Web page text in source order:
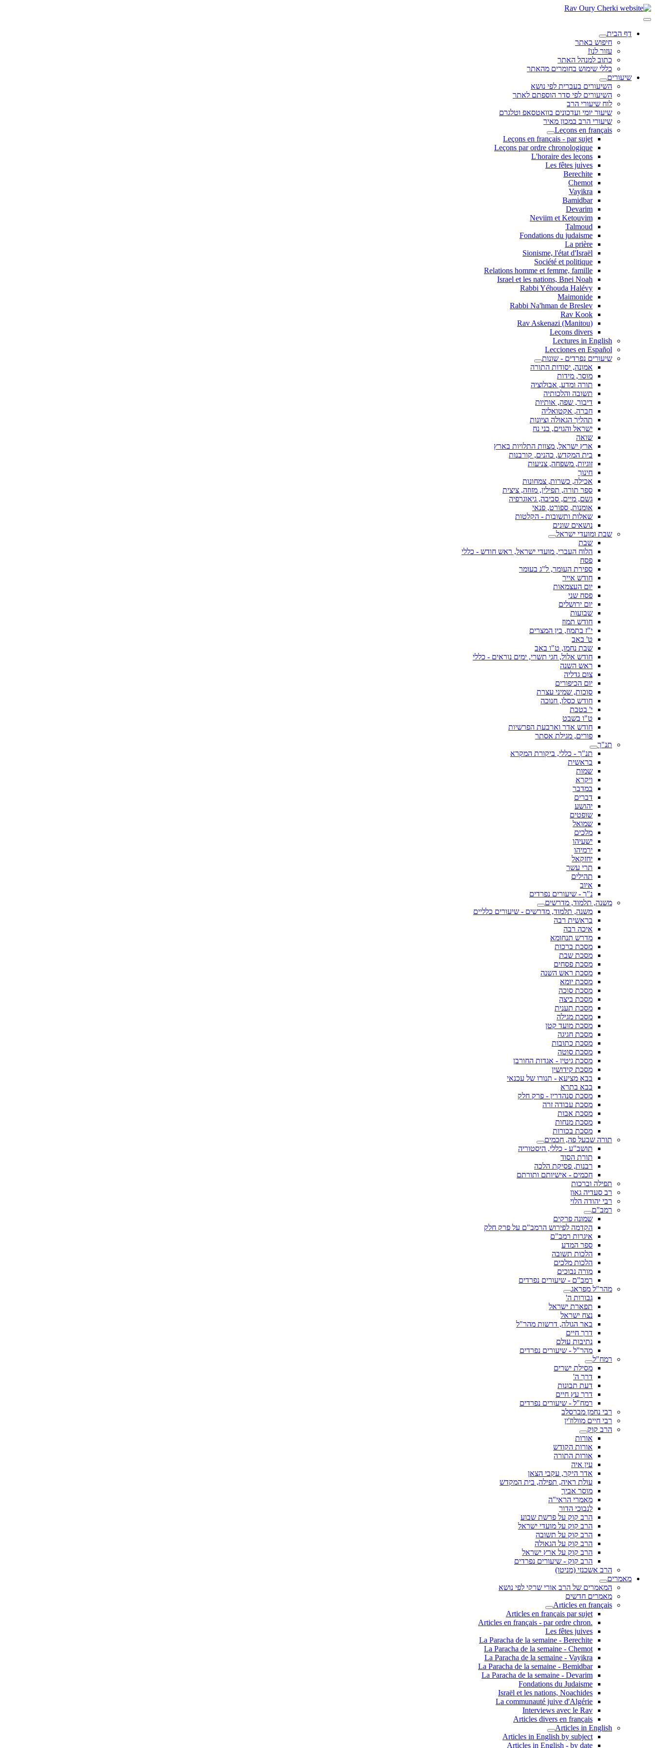
דף הבית
חיפוש באתר
עזור לנו!
כתוב למנהל האתר
כללי שימוש בחומרים מהאתר
שיעורים
השיעורים בעברית לפי נושא
השיעורים לפי סדר הוספתם לאתר
לוח שיעורי הרב
שיעור יומי ועדכונים בוואטסאפ וטלגרם
שיעורי הרב במכון מאיר
Leçons en français
Leçons en français - par sujet
Leçons par ordre chronologique
L'horaire des leçons
Les fêtes juives
Berechite
Chemot
Vayikra
Bamidbar
Devarim
Neviim et Ketouvim
Talmoud
Fondations du judaisme
La prière
Sionisme, l'état d'Israël
Société et politique
Relations homme et femme, famille
Israel et les nations, Bnei Noah
Rabbi Yéhouda Halévy
Maimonide
Rabbi Na'hman de Breslev
Rav Kook
(Rav Askenazi (Manitou
Leçons divers
Lectures in English
Lecciones en Español
שיעורים נפרדים - שונות
אמונה, יסודות התורה
מוסר, מידות
תורה ומדע, אבולוציה
תשובה והלכותיה
דיבור, שפה, אותיות
חברה, אקטואליה
תהליך הגאולה וציונות
ישראל והגוים, בני נח
שואה
ארץ ישראל, מצוות התלויות בארץ
בית המקדש, כהנים, קורבנות
זוגיות, משפחה, צניעות
חינוך
אכילה, כשרות, צמחונות
ספר תורה, תפילין, מזוזה, ציצית
גשם, מיים, סביבה, גיאוגרפיה
אומנות, ספורט, פנאי
שאלות ותשובות - הקלטות
נושאים שונים
שבת ומועדי ישראל
שבת
הלוח העברי, מועדי ישראל, ראש חודש - כללי
פסח
ספירת העומר, ל"ג בעומר
חודש אייר
יום העצמאות
פסח שני
יום ירושלים
שבועות
חודש תמוז
י"ז בתמוז, בין המצרים
ט' באב
שבת נחמו, ט"ו באב
חודש אלול, חגי תשרי, ימים נוראים - כללי
ראש השנה
צום גדליה
יום הכיפורים
סוכות, שמיני עצרת
חודש כסלו, חנוכה
י' בטבת
ט"ו בשבט
חודש אדר וארבעת הפרשיות
פורים, מגילת אסתר
תנ"ך
תנ"ך - כללי, ביקורת המקרא
בראשית
שמות
ויקרא
במדבר
דברים
יהושע
שופטים
שמואל
מלכים
ישעיהו
ירמיהו
יחזקאל
תרי עשר
תהילים
איוב
נ"ך - שיעורים נפרדים
משנה, תלמוד, מדרשים
משנה, תלמוד, מדרשים - שיעורים כלליים
בראשית רבה
איכה רבה
מדרש תנחומא
מסכת ברכות
מסכת שבת
מסכת פסחים
מסכת ראש השנה
מסכת יומא
מסכת סוכה
מסכת ביצה
מסכת תענית
מסכת מגילה
מסכת מועד קטן
מסכת חגיגה
מסכת כתובות
מסכת סוטה
מסכת גיטין - אגדות החורבן
מסכת קידושין
בבא מציעא - תנורו של עכנאי
בבא בתרא
מסכת סנהדרין - פרק חלק
מסכת עבודה זרה
מסכת אבות
מסכת מנחות
מסכת בכורות
תורה שבעל פה, חכמים
תושב"ע - כללי, היסטוריה
תורת הסוד
רבנות, פסיקת הלכה
חכמים - אישיותם ותורתם
תפילה וברכות
רב סעדיה גאון
רבי יהודה הלוי
רמב"ם
שמונה פרקים
הקדמה לפירוש הרמב"ם על פרק חלק
איגרות רמב"ם
ספר המדע
הלכות תשובה
הלכות מלכים
מורה נבוכים
רמב"ם - שיעורים נפרדים
מהר"ל מפראג
גבורות ה'
תפארת ישראל
נצח ישראל
באר הגולה, דרשות מהר"ל
דרך חיים
נתיבות עולם
מהר"ל - שיעורים נפרדים
רמח"ל
מסילת ישרים
דרך ה'
דעת תבונות
דרך עץ חיים
רמח"ל - שיעורים נפרדים
רבי נחמן מברסלב
רבי חיים מוולוז'ין
הרב קוק
אורות
אורות הקודש
אורות התורה
עין איה
אדר היקר, עקבי הצאן
עולת ראיה, תפילה, בית המקדש
מוסר אביך
מאמרי הראי"ה
לנבוכי הדור
הרב קוק על פרשת שבוע
הרב קוק על מועדי ישראל
הרב קוק על תשובה
הרב קוק על הגאולה
הרב קוק על ארץ ישראל
הרב קוק - שיעורים נפרדים
הרב אשכנזי (מניטו)
מאמרים
המאמרים של הרב אורי שרקי לפי נושא
מאמרים חדשים
Articles en français
Articles en français par sujet
.Articles en français - par ordre chron
Les fêtes juives
La Paracha de la semaine - Berechite
La Paracha de la semaine - Chemot
La Paracha de la semaine - Vayikra
La Paracha de la semaine - Bemidbar
La Paracha de la semaine - Devarim
Fondations du Judaisme
Israël et les nations, Noachides
La communauté juive d'Algérie
Interviews avec le Rav
Articles divers en français
Articles in English
Articles in English by subject
Articles in English - by date